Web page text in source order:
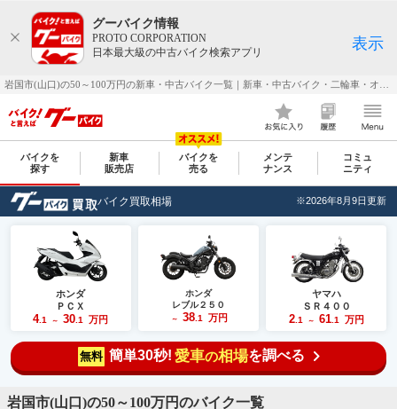
グーバイク情報
PROTO CORPORATION
日本最大級の中古バイク検索アプリ
表示
バイクを
探す
新車
販売店
バイクを
売る
メンテ
ナンス
コミュ
ニティ
バイク買取相場 ※2026年8月9日更新
ホンダ
ＰＣＸ
4.1 ～ 30 .1 万円
ホンダ
レブル２５０
～ 38.1 万円
ヤマハ
ＳＲ４００
2.1 ～ 61.1 万円
無料 簡単30秒! 愛車の相場を調べる
岩国市(山口)の50～100万円のバイク一覧